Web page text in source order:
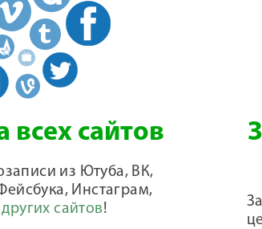
сайтов
из Ютуба, ВК,
Инстаграм,
других сайтов!